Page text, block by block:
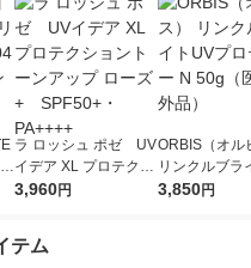
ラ ロッシュ ポゼ UV
イデア XL プロテクシ
ョントーンアップ ロ
3,960円
ORBIS（オル
リンクルブラ
プロテクター
3,850円
テム